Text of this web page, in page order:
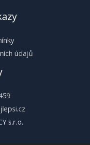
údajů
s.r.o.